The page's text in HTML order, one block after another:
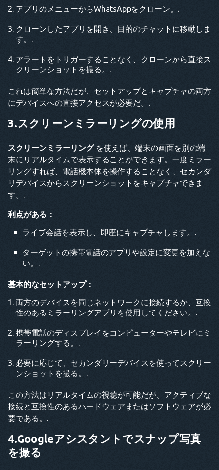
アプリのメニューからWhatsAppをクローン。.
クローンしたアプリを開き、目的のチャットに移動しま
す。.
アラートをトリガーすることなく、クローンから直接ス
クリーンショットを撮る。.
これは簡単な方法だが、セットアップとキャプチャの両方
にデバイスへの直接アクセスが必要だ。.
3.スクリーンミラーリングの使用
スクリーンミラーリングを使えば、端末の画面を別の端
末にリアルタイムで表示することができます。一度ミラー
リングすれば、電話機本体を操作することなく、セカンダ
リデバイスからスクリーンショットをキャプチャできま
す。.
利点がある：
ライブ会話を表示し、即座にキャプチャします。.
ターゲットの携帯電話のアプリや設定に変更を加えな
い。.
基本的なセットアップ：
両方のデバイスを同じネットワークに接続するか、互換
性のあるミラーリングアプリを使用してください。.
携帯電話のディスプレイをコンピューターやテレビにミ
ラーリングする。.
必要に応じて、セカンダリーデバイスを使ってスクリー
ンショットを撮る。.
この方法はリアルタイムの視聴が可能だが、アクティブな
接続と互換性のあるハードウェアまたはソフトウェアが必
要である。.
4.Googleアシスタントでスナップ写真
を撮る